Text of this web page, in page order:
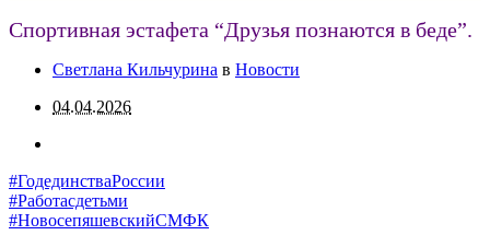
Спортивная эстафета “Друзья познаются в беде”.
Светлана Кильчурина в Новости
04.04.2026
#ГодединстваРоссии
#Работасдетьми
#НовосепяшевскийСМФК